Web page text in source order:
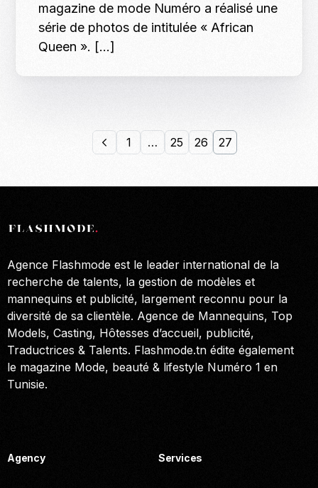
magazine de mode Numéro a réalisé une
série de photos de intitulée « African
Queen ». […]
1 … 25 26 27
Agence Flashmode est le leader international de la
recherche de talents, la gestion de modèles et
mannequins et publicité, largement reconnu pour la
diversité de sa clientèle. Agence de Mannequins, Top
Models, Casting, Hôtesses d’accueil, publicité,
Traductrices & Talents. Flashmode.tn édite également
le magazine Mode, beauté & lifestyle Numéro 1 en
Tunisie.
Agency Services